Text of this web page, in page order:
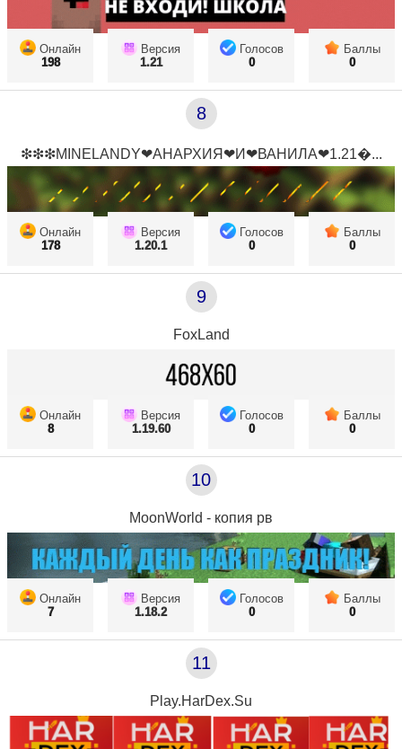
Онлайн
198
Версия
1.21
Голосов
0
Баллы
0
8
❇❇❇MINELANDY❤АНАРХИЯ❤И❤ВАНИЛА❤1.21...
Онлайн
178
Версия
1.20.1
Голосов
0
Баллы
0
9
FoxLand
Онлайн
8
Версия
1.19.60
Голосов
0
Баллы
0
10
MoonWorld - копия рв
Онлайн
7
Версия
1.18.2
Голосов
0
Баллы
0
11
Play.HarDex.Su